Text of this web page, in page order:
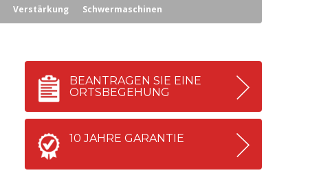
Verstärkung Schwermaschinen
BEANTRAGEN SIE EINE
ORTSBEGEHUNG
10 JAHRE GARANTIE